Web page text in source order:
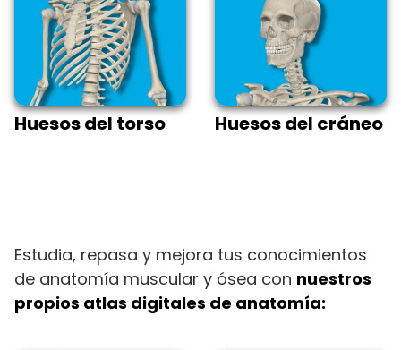
Huesos del torso Huesos del cráneo
Estudia, repasa y mejora tus conocimientos
de anatomía muscular y ósea con nuestros
propios atlas digitales de anatomía: